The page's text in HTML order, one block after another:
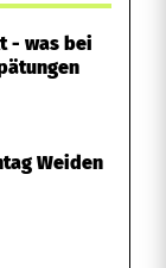
- was bei
Weiden